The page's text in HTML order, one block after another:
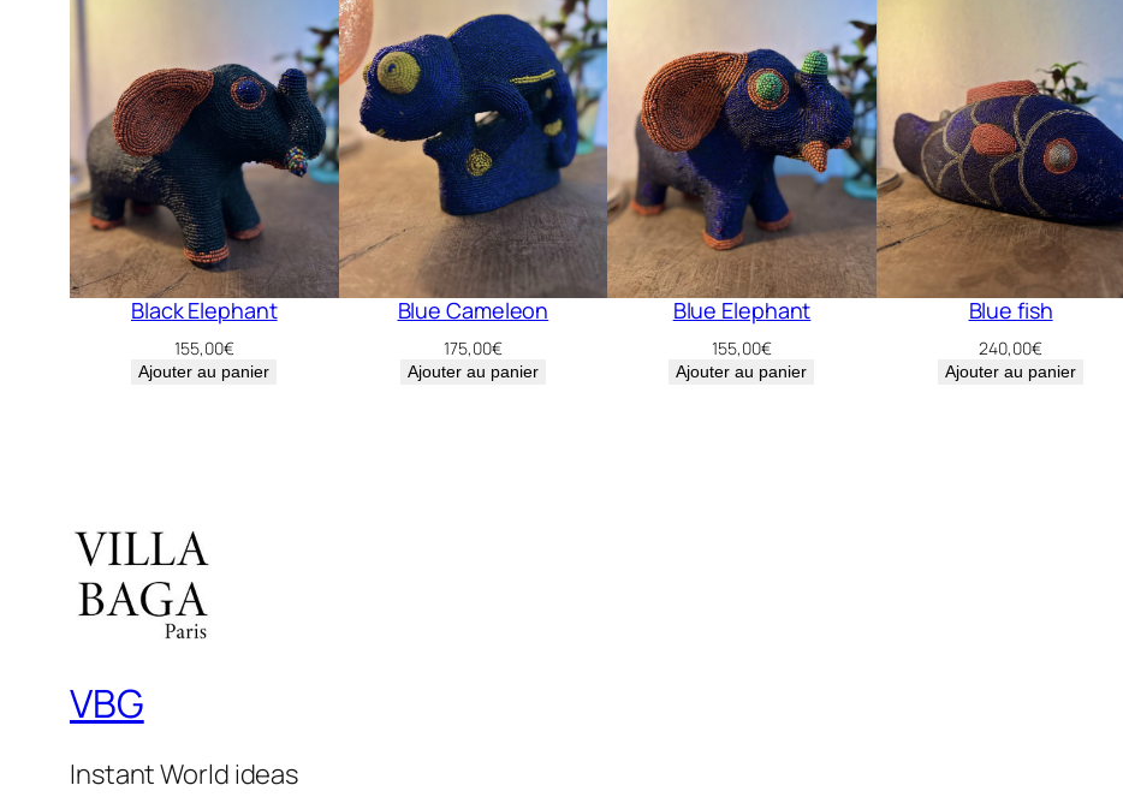
Black Elephant
155,00€
Ajouter au panier
Blue Cameleon
175,00€
Ajouter au panier
Blue Elephant
155,00€
Ajouter au panier
Blue fish
240,00€
Ajouter au panier
VBG
Instant World ideas